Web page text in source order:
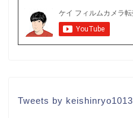
Tweets by keishinryo1013